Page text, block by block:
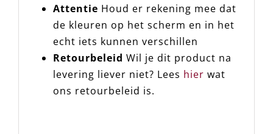
Attentie Houd er rekening mee dat
de kleuren op het scherm en in het
echt iets kunnen verschillen
Retourbeleid Wil je dit product na
levering liever niet? Lees hier wat
ons retourbeleid is.